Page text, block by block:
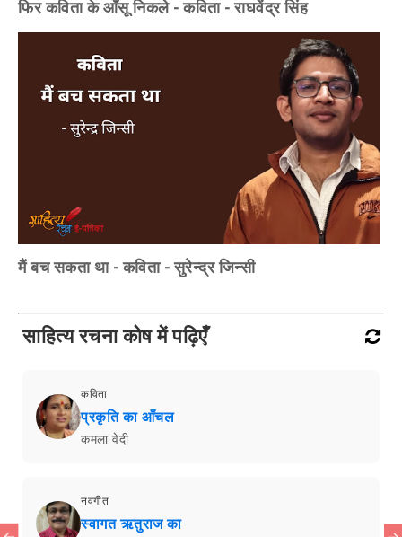
फिर कविता के आँसू निकले - कविता - राघवेंद्र सिंह
मैं बच सकता था - कविता - सुरेन्द्र जिन्सी
साहित्य रचना कोष में पढ़िएँ
कविता
प्रकृति का आँचल
कमला वेदी
नवगीत
स्वागत ऋतुराज का